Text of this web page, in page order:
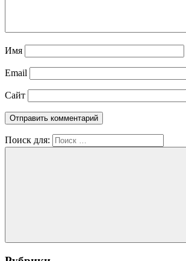
Имя
Email
Сайт
Поиск для: